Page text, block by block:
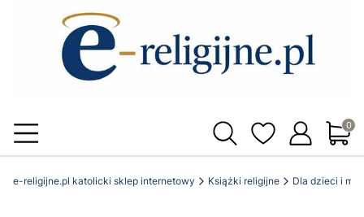
e-religijne.pl katolicki sklep internetowy Książki religijne Dla dzieci i